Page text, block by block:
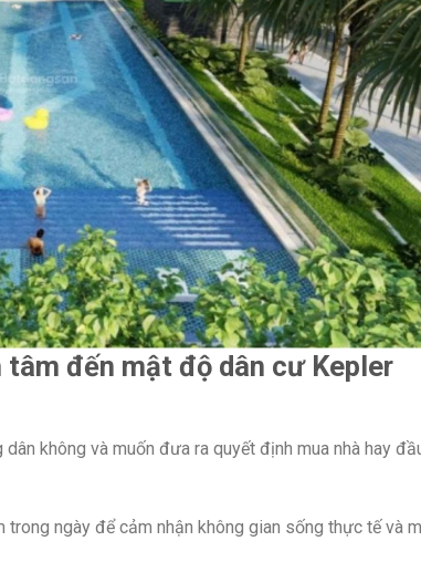
đến mật độ dân cư Kepler
không và muốn đưa ra quyết định mua nhà hay
ngày để cảm nhận không gian sống thực tế và